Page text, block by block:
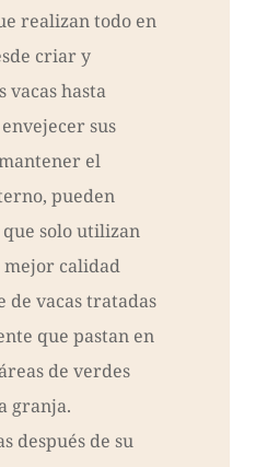
realizan todo en
criar y
vacas hasta
sus
el
pueden
solo utilizan
mejor calidad
de vacas tratadas
que pastan en
de verdes
granja.
después de su